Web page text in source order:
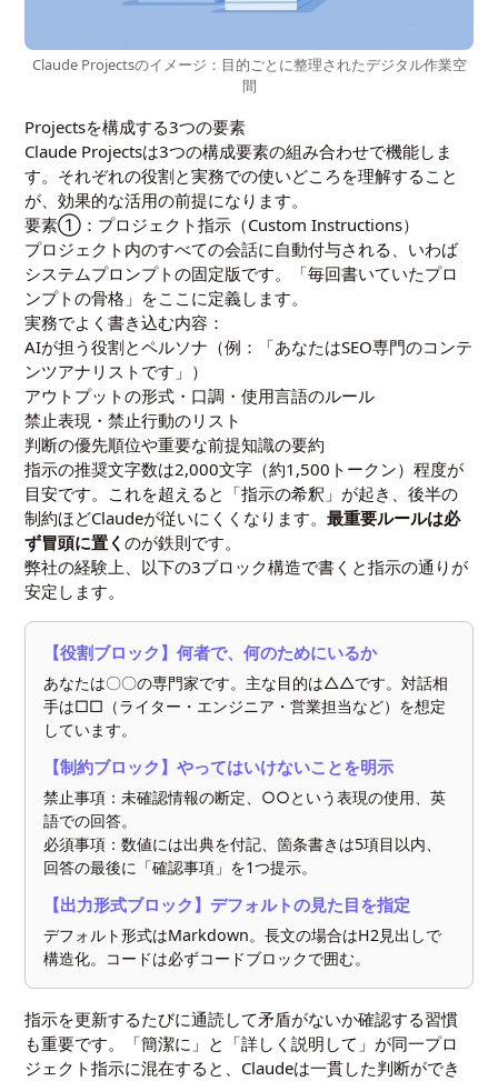
Claude Projectsのイメージ：目的ごとに整理されたデジタル作業空
間
Projectsを構成する3つの要素
Claude Projectsは3つの構成要素の組み合わせで機能しま
す。それぞれの役割と実務での使いどころを理解すること
が、効果的な活用の前提になります。
要素①：プロジェクト指示（Custom Instructions）
プロジェクト内のすべての会話に自動付与される、いわば
システムプロンプトの固定版です。「毎回書いていたプロ
ンプトの骨格」をここに定義します。
実務でよく書き込む内容：
AIが担う役割とペルソナ（例：「あなたはSEO専門のコンテ
ンツアナリストです」）
アウトプットの形式・口調・使用言語のルール
禁止表現・禁止行動のリスト
判断の優先順位や重要な前提知識の要約
指示の推奨文字数は2,000文字（約1,500トークン）程度が
目安です。これを超えると「指示の希釈」が起き、後半の
制約ほどClaudeが従いにくくなります。最重要ルールは必
ず冒頭に置くのが鉄則です。
弊社の経験上、以下の3ブロック構造で書くと指示の通りが
安定します。
【役割ブロック】何者で、何のためにいるか
あなたは〇〇の専門家です。主な目的は△△です。対話相
手は□□（ライター・エンジニア・営業担当など）を想定
しています。
【制約ブロック】やってはいけないことを明示
禁止事項：未確認情報の断定、○○という表現の使用、英
語での回答。
必須事項：数値には出典を付記、箇条書きは5項目以内、
回答の最後に「確認事項」を1つ提示。
【出力形式ブロック】デフォルトの見た目を指定
デフォルト形式はMarkdown。長文の場合はH2見出しで
構造化。コードは必ずコードブロックで囲む。
指示を更新するたびに通読して矛盾がないか確認する習慣
も重要です。「簡潔に」と「詳しく説明して」が同一プロ
ジェクト指示に混在すると、Claudeは一貫した判断ができ